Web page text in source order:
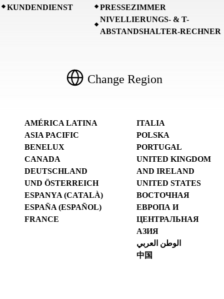
KUNDENDIENST
PRESSEZIMMER
NIVELLIERUNGS- & T-
ABSTANDSHALTER-RECHNER
Change Region
AMÉRICA LATINA
ASIA PACIFIC
BENELUX
CANADA
DEUTSCHLAND
UND ÖSTERREICH
ESPANYA (CATALÀ)
ESPAÑA (ESPAÑOL)
FRANCE
ITALIA
POLSKA
PORTUGAL
UNITED KINGDOM
AND IRELAND
UNITED STATES
ВОСТОЧНАЯ
ЕВРОПА И
ЦЕНТРАЛЬНАЯ
АЗИЯ
الوطن العربي
中国